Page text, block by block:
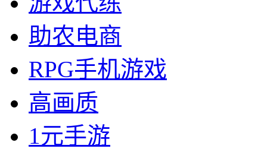
助农电商
RPG手机游戏
高画质
1元手游